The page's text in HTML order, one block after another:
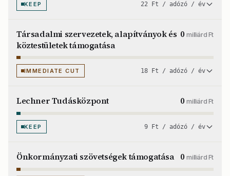
KEEP 22 Ft / adózó / év
Társadalmi szervezetek, alapítványok és
köztestületek támogatása
0milliárd Ft
IMMEDIATE CUT 18 Ft / adózó / év
Lechner Tudásközpont 0milliárd Ft
KEEP 9 Ft / adózó / év
Önkormányzati szövetségek támogatása 0milliárd Ft